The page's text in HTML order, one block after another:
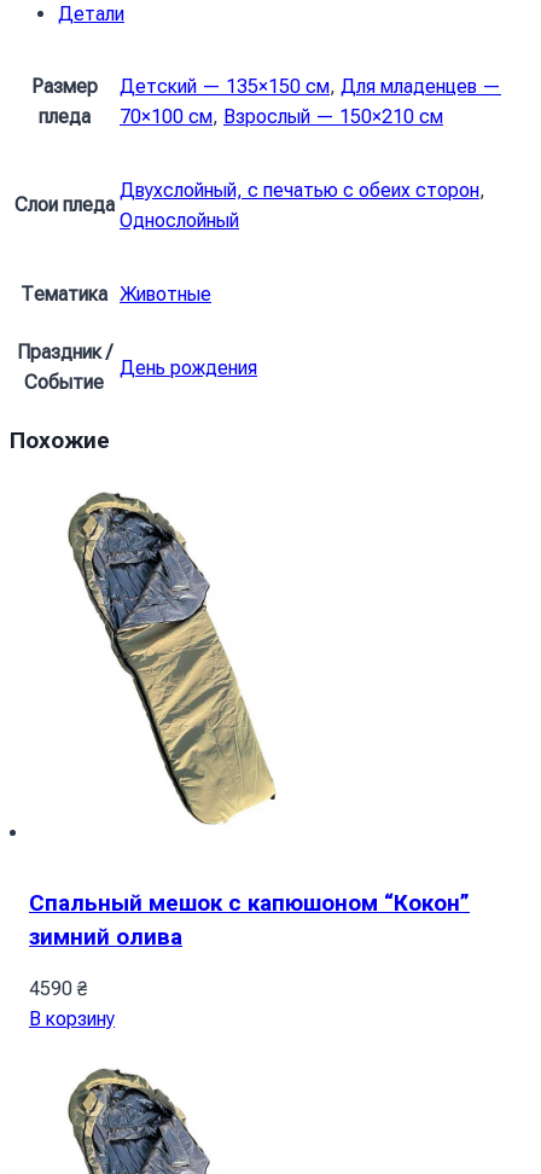
Детали
Размер
пледа
Детский — 135×150 см, Для младенцев —
70×100 см, Взрослый — 150×210 см
Слои пледа
Двухслойный, с печатью с обеих сторон,
Однослойный
Тематика Животные
Праздник /
Событие
День рождения
Похожие
Спальный мешок с капюшоном “Кокон”
зимний олива
4590 ₴
В корзину